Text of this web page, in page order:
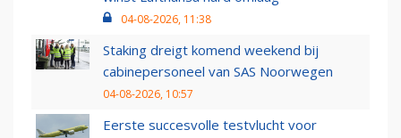
04-08-2026, 11:38
Staking dreigt komend weekend bij
cabinepersoneel van SAS Noorwegen
04-08-2026, 10:57
Eerste succesvolle testvlucht voor